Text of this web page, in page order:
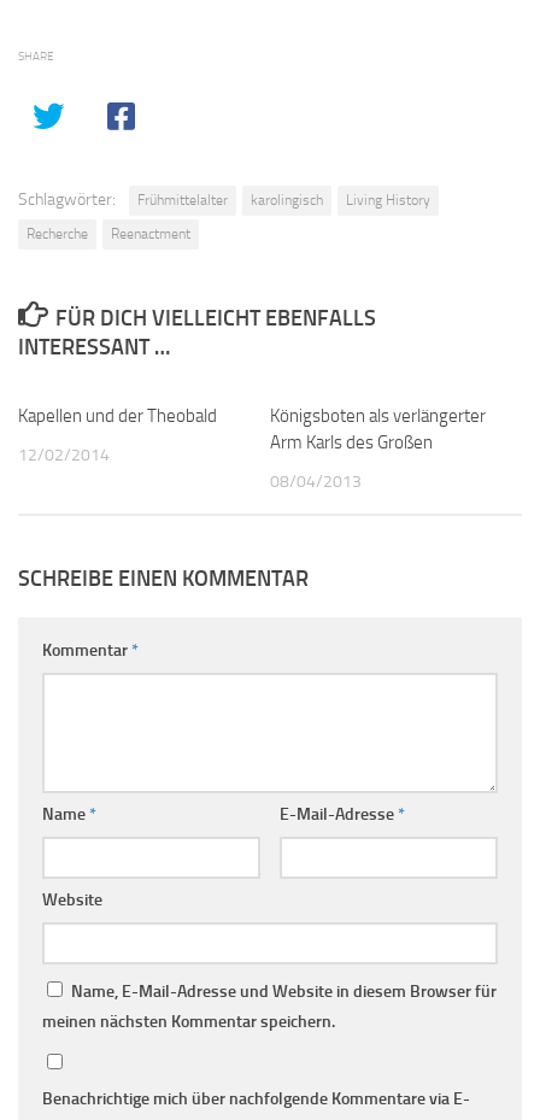
SHARE
Schlagwörter: Frühmittelalter karolingisch
Living History
Recherche
Reenactment
FÜR DICH VIELLEICHT EBENFALLS
INTERESSANT …
Kapellen und der Theobald
12/02/2014
Königsboten als verlängerter
Arm Karls des Großen
08/04/2013
SCHREIBE EINEN KOMMENTAR
Kommentar*
Name* E-Mail-Adresse*
Website
Name, E-Mail-Adresse und Website in diesem Browser für
meinen nächsten Kommentar speichern.
Benachrichtige mich über nachfolgende Kommentare via E-